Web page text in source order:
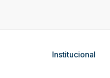
Institucional